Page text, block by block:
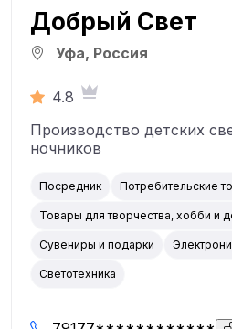
Добрый Свет
Уфа, Россия
4.8
Производство детских
ночников
Посредник Потребительские
Товары для творчества, хобби и
Сувениры и подарки
Светотехника